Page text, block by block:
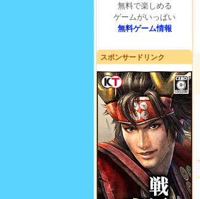
無料で楽しめる
ゲームがいっぱい
無料ゲーム情報
スポンサードリンク